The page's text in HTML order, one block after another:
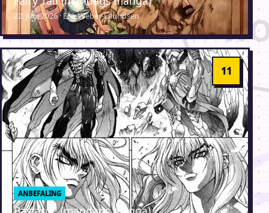
22. juni 2026 · Erik Weber-Lauridsen
ANBEFALING